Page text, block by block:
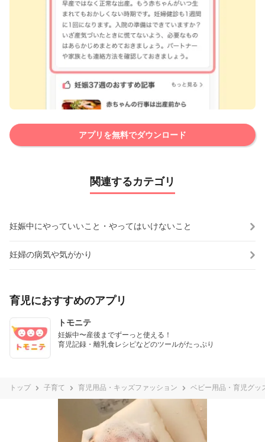
アプリを無料でダウンロード
関連するカテゴリ
妊娠中にやっていいこと・やってはいけないこと
妊婦の病気や気がかり
育児におすすめのアプリ
トモニテ
妊娠中〜産後までずーっと使える！
育児記録・離乳食レシピなどのツールがたっぷり
トップ 子育て 育児用品・キッズファッション ベビー用品・育児グッ